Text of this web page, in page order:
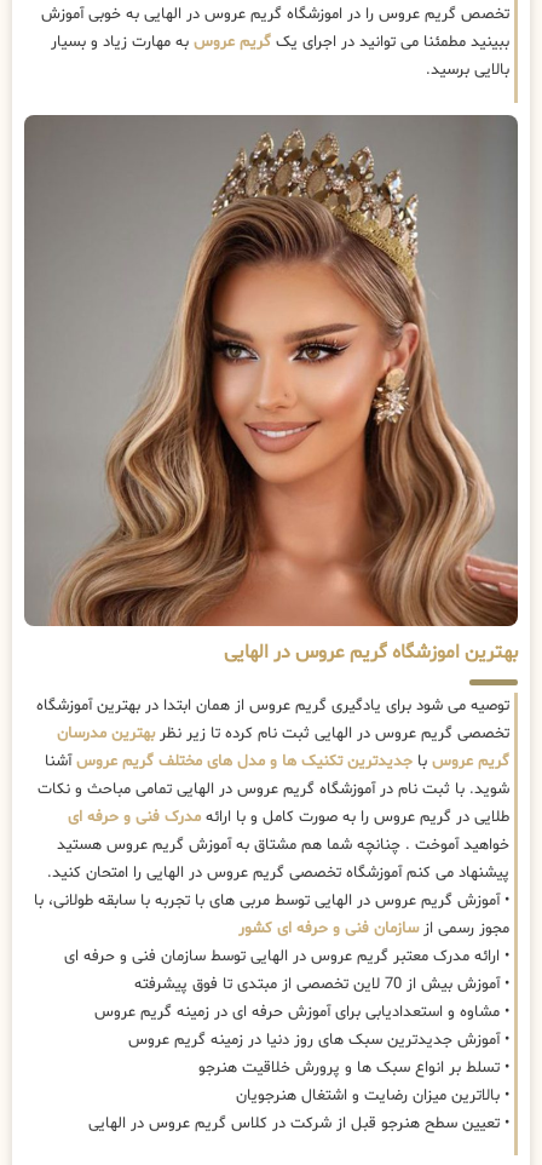
تخصص گریم عروس را در اموزشگاه گریم عروس در الهایی به خوبی آموزش
ببینید مطمئنا می توانید در اجرای یک گریم عروس به مهارت زیاد و بسیار
بالایی برسید.
بهترین اموزشگاه گریم عروس در الهایی
توصیه می شود برای یادگیری گریم عروس از همان ابتدا در بهترین آموزشگاه
تخصصی گریم عروس در الهایی ثبت نام کرده تا زیر نظربهترین مدرسان
گریم عروس با جدیدترین تکنیک ها و مدل های مختلف گریم عروسآشنا
شوید. با ثبت نام در آموزشگاه گریم عروس در الهایی تمامی مباحث و نکات
طلایی در گریم عروس را به صورت کامل و با ارائه مدرک فنی و حرفه ای
خواهید آموخت . چنانچه شما هم مشتاق به آموزش گریم عروس هستید
پیشنهاد می کنم آموزشگاه تخصصی گریم عروس در الهایی را امتحان کنید.
• آموزش گریم عروس در الهایی توسط مربی های با تجربه با سابقه طولانی، با
مجوز رسمی ازسازمان فنی و حرفه ای کشور
• ارائه مدرک معتبر گریم عروس در الهایی توسط سازمان فنی و حرفه ای
• آموزش بیش از 70 لاین تخصصی از مبتدی تا فوق پیشرفته
• مشاوه و استعدادیابی برای آموزش حرفه ای در زمینه گریم عروس
• آموزش جدیدترین سبک های روز دنیا در زمینه گریم عروس
• تسلط بر انواع سبک ها و پرورش خلاقیت هنرجو
• بالاترین میزان رضایت و اشتغال هنرجویان
• تعیین سطح هنرجو قبل از شرکت در کلاس گریم عروس در الهایی